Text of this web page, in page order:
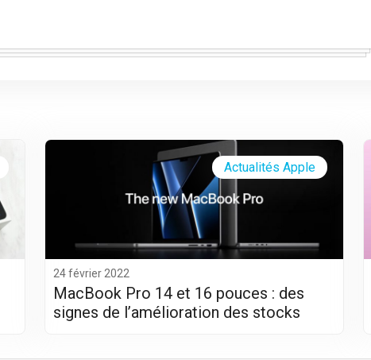
24 février 2022
MacBook Pro 14 et 16 pouces : des
signes de l’amélioration des stocks
Actualités Apple